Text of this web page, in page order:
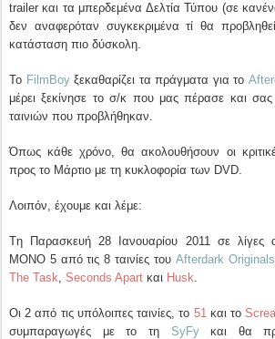
trailer και τα μπερδεμένα Δελτία Τύπου (σε
δεν αναφερόταν συγκεκριμένα τί θα
κατάσταση πιο δύσκολη.
Το FilmBoyξεκαθαρίζει τα πράγματα για το
μέρει ξεκίνησε το σ/κ που μας πέρασε και
ταινιών που προβλήθηκαν.
Όπως κάθε χρόνο, θα ακολουθήσουν οι
προς το Μάρτιο με τη κυκλοφορία των DVD.
Λοιπόν, έχουμε και λέμε:
Tη Παρασκευή 28 Ιανουαρίου 2011 σε λίγες
ΜΟΝΟ 5 από τις 8 ταινίες του Afterdark Originals
The Task, Seconds Apart και Husk.
Οι 2 από τις υπόλοιπες ταινίες, το 51και το
συμπαραγωγές με το τη SyFyκαι θα